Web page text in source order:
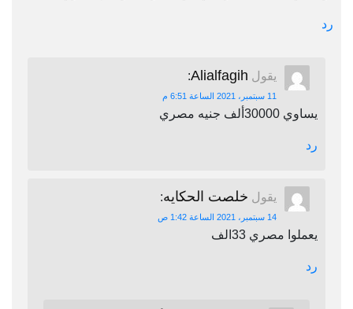
رد
يقول Alialfagih
:
11 سبتمبر، 2021 الساعة 6:51 م
يساوي 30000ألف جنيه مصري
رد
يقول خلصت الحكايه:
14 سبتمبر، 2021 الساعة 1:42 ص
يعملوا مصري 33الف
رد